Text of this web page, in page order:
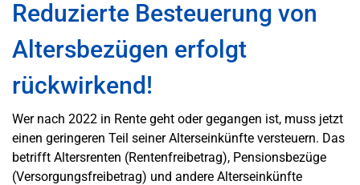
Reduzierte Besteuerung von
Altersbezügen erfolgt
rückwirkend!
Wer nach 2022 in Rente geht oder gegangen ist, muss jetzt
einen geringeren Teil seiner Alterseinkünfte versteuern. Das
betrifft Altersrenten (Rentenfreibetrag), Pensionsbezüge
(Versorgungsfreibetrag) und andere Alterseinkünfte